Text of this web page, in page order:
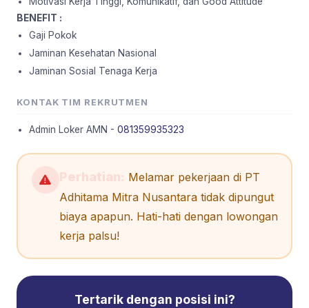
BENEFIT :
Gaji Pokok
Jaminan Kesehatan Nasional
Jaminan Sosial Tenaga Kerja
KONTAK TIM REKRUTMEN
Admin Loker AMN - 081359935323
Perhatian: Melamar pekerjaan di PT
Adhitama Mitra Nusantara tidak dipungut
biaya apapun. Hati-hati dengan lowongan
kerja palsu!
Tertarik dengan posisi ini?